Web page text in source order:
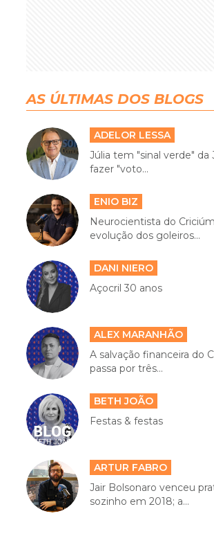
AS ÚLTIMAS DOS BLOGS
ADELOR LESSA
Júlia tem "sinal verde" da
fazer "voto...
ENIO BIZ
Neurocientista do
evolução dos goleiros...
DANI NIERO
Açocril 30 anos
ALEX MARANHÃO
A salvação financeira do
passa por três...
BETH JOÃO
Festas & festas
ARTUR FABRO
Jair Bolsonaro venceu
sozinho em 2018; a...